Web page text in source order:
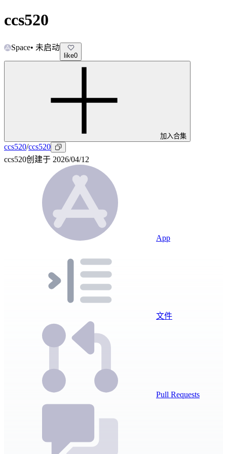
ccs520
Space• 未启动
like0
加入合集
ccs520/ccs520
ccs520创建于 2026/04/12
App
文件
Pull Requests